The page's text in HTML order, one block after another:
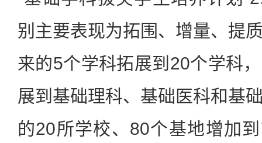
别主要表现为拓围、增量、提
来的5个学科拓展到20个学科
展到基础理科、基础医科和基
的20所学校、80个基地增加